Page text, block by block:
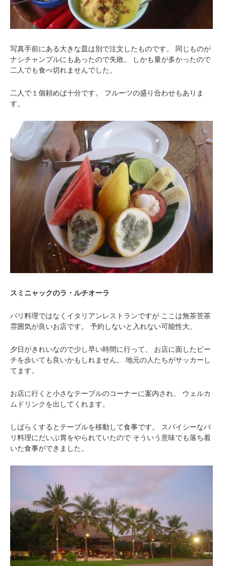
写真手前にある大きな皿は別で注文したものです。
同じものが
ナシチャンプルにもあったので失敗。
しかも量が多かったので
二人でも食べ切れませんでした。
二人で１個頼めば十分です。
フルーツの盛り合わせもありま
す。
スミニャックのラ・ルチオーラ
バリ料理ではなくイタリアンレストランですが ここは無茶苦茶
雰囲気が良いお店です。
予約しないと入れない可能性大。
夕日がきれいなので少し早い時間に行って、
お店に面したビー
チを歩いても良いかもしれません。
地元の人たちがサッカーし
てます。
お店に行くと小さなテーブルのコーナーに案内され、
ウェルカ
ムドリンクを出してくれます。
しばらくするとテーブルを移動して食事です。
スパイシーなバ
リ料理にだいぶ胃をやられていたので そういう意味でも落ち着
いた食事ができました。